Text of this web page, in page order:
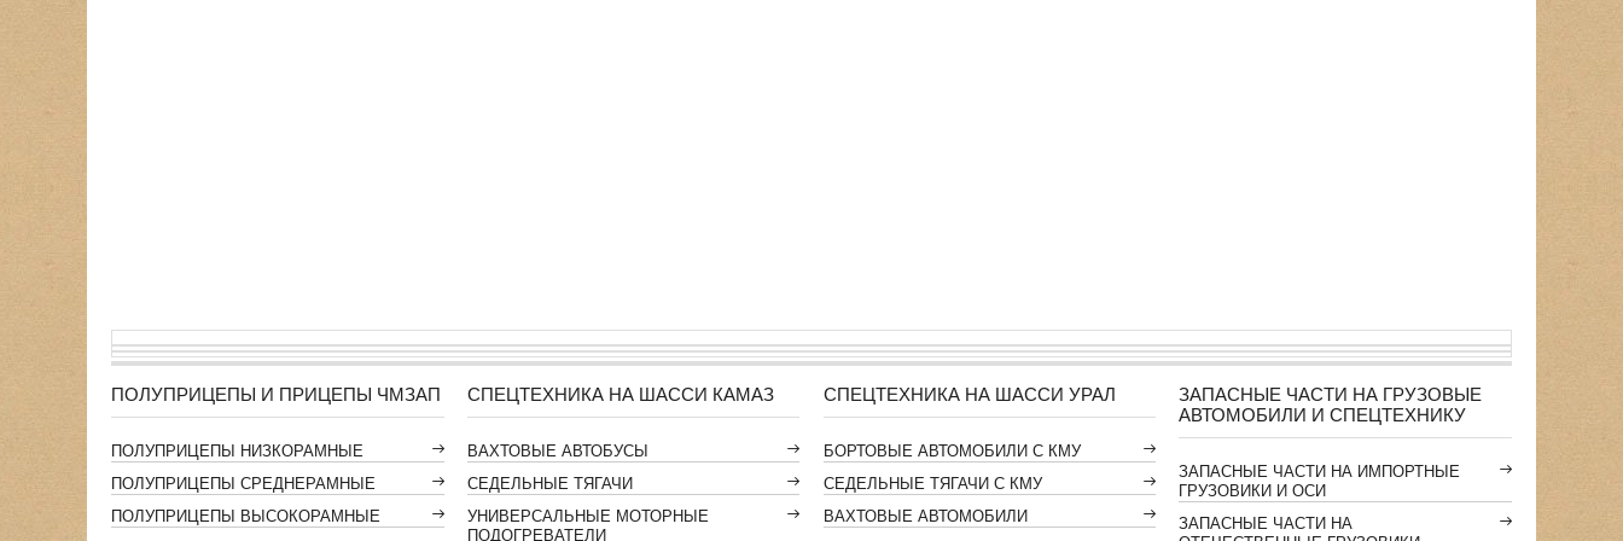
ПОЛУПРИЦЕПЫ И ПРИЦЕПЫ ЧМЗАП
ПОЛУПРИЦЕПЫ НИЗКОРАМНЫЕ
ПОЛУПРИЦЕПЫ СРЕДНЕРАМНЫЕ
ПОЛУПРИЦЕПЫ ВЫСОКОРАМНЫЕ
СПЕЦТЕХНИКА НА ШАССИ КАМАЗ
ВАХТОВЫЕ АВТОБУСЫ
СЕДЕЛЬНЫЕ ТЯГАЧИ
УНИВЕРСАЛЬНЫЕ МОТОРНЫЕ
ПОДОГРЕВАТЕЛИ
СПЕЦТЕХНИКА НА ШАССИ УРАЛ
БОРТОВЫЕ АВТОМОБИЛИ С КМУ
СЕДЕЛЬНЫЕ ТЯГАЧИ С КМУ
ВАХТОВЫЕ АВТОМОБИЛИ
ЗАПАСНЫЕ ЧАСТИ НА ГРУЗОВЫЕ
АВТОМОБИЛИ И СПЕЦТЕХНИКУ
ЗАПАСНЫЕ ЧАСТИ НА ИМПОРТНЫЕ
ГРУЗОВИКИ И ОСИ
ЗАПАСНЫЕ ЧАСТИ НА